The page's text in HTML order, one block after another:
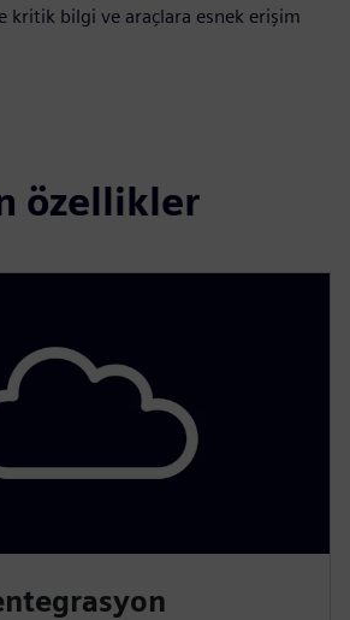
kritik bilgi ve araçlara esnek erişim
özellikler